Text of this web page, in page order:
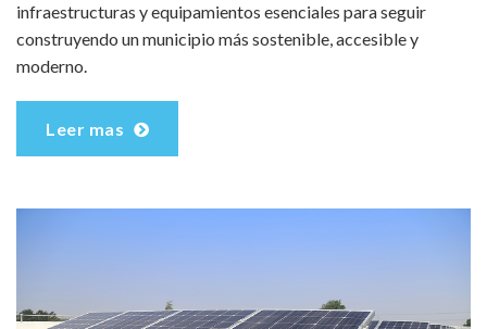
infraestructuras y equipamientos esenciales para seguir
construyendo un municipio más sostenible, accesible y
moderno.
Leer mas